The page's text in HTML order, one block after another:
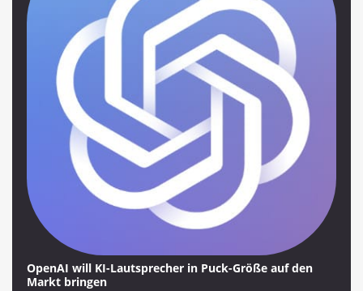
OpenAI will KI-Lautsprecher in Puck-Größe auf den
Markt bringen